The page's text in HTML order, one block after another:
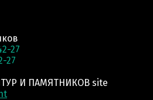
27
27
И ПАМЯТНИКОВ site